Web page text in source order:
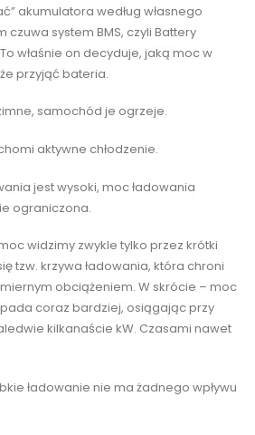
akumulatora według własnego
czuwa system BMS, czyli Battery
właśnie on decyduje, jaką moc w
przyjąć bateria.
samochód je ogrzeje.
aktywne chłodzenie.
jest wysoki, moc ładowania
ograniczona.
widzimy zwykle tylko przez krótki
tzw. krzywa ładowania, która chroni
obciążeniem. W skrócie – moc
coraz bardziej, osiągając przy
kilkanaście kW. Czasami nawet
ładowanie nie ma żadnego wpływu